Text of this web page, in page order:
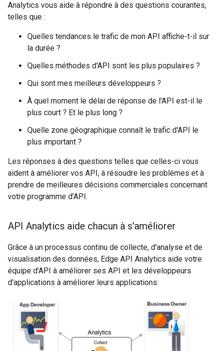
Analytics vous aide à répondre à des questions courantes,
telles que :
Quelles tendances le trafic de mon API affiche-t-il sur
la durée ?
Quelles méthodes d'API sont les plus populaires ?
Qui sont mes meilleurs développeurs ?
À quel moment le délai de réponse de l'API est-il le
plus court ? Et le plus long ?
Quelle zone géographique connaît le trafic d'API le
plus important ?
Les réponses à des questions telles que celles-ci vous
aident à améliorer vos API, à résoudre les problèmes et à
prendre de meilleures décisions commerciales concernant
votre programme d'API.
API Analytics aide chacun à s'améliorer
Grâce à un processus continu de collecte, d'analyse et de
visualisation des données, Edge API Analytics aide votre
équipe d'API à améliorer ses API et les développeurs
d'applications à améliorer leurs applications: